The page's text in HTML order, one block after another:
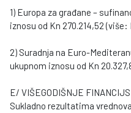
1) Europa za građane –
iznosu od Kn 270.214,52
2) Suradnja na Euro-
ukupnom iznosu od Kn
E/ VIŠEGODIŠNJE
Sukladno rezultatima